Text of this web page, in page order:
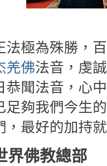
法極為殊勝，
羌佛法音，虔
恭聞法音，心
足夠我們今生
，最好的加持
界佛教總部